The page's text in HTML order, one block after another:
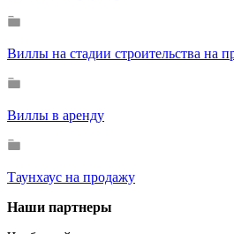
Виллы на стадии строительства на
Виллы в аренду
Таунхаус на продажу
Наши партнеры